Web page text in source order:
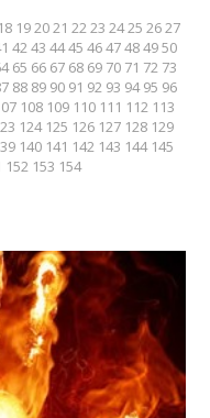
18 192021 2223 2425 2627
4243 4445 4647484950
65 66 67 68 69 70 71 72 73
88 89 90 91 92 93 94 95 96
108 109 110 111 112 113
124 125 126 127 128 129
140 141 142 143 144 145
152 153 154